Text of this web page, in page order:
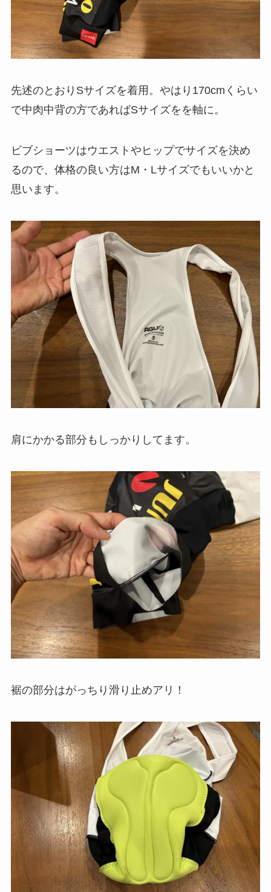
先述のとおりSサイズを着用。やはり170cmくらい
で中肉中背の方であればSサイズをを軸に。
ビブショーツはウエストやヒップでサイズを決め
るので、体格の良い方はM・Lサイズでもいいかと
思います。
肩にかかる部分もしっかりしてます。
裾の部分はがっちり滑り止めアリ！